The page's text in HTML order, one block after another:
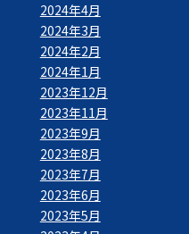
2024年4月
2024年3月
2024年2月
2024年1月
2023年12月
2023年11月
2023年9月
2023年8月
2023年7月
2023年6月
2023年5月